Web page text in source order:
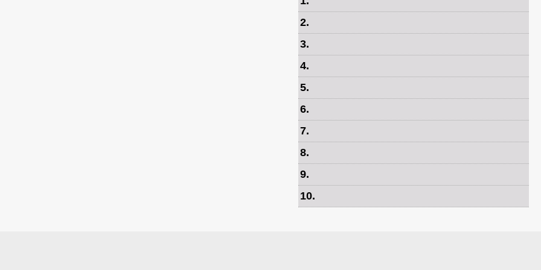
2.
3.
4.
5.
6.
7.
8.
9.
10.